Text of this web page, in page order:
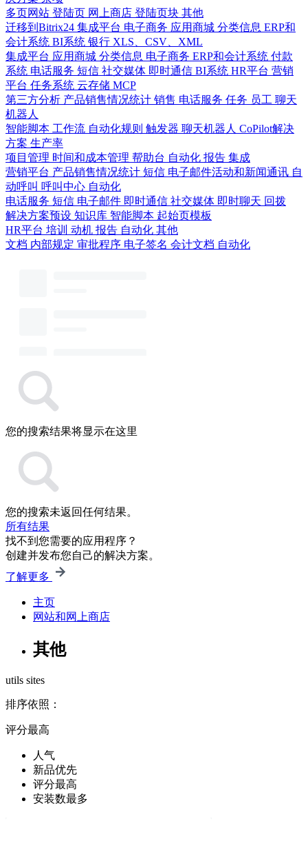
多页网站 登陆页 网上商店 登陆页块 其他
迁移到Bitrix24 集成平台 电子商务 应用商城 分类信息 ERP和
会计系统 BI系统 银行 XLS、CSV、XML
集成平台 应用商城 分类信息 电子商务 ERP和会计系统 付款
系统 电话服务 短信 社交媒体 即时通信 BI系统 HR平台 营销
平台 任务系统 云存储 MCP
第三方分析 产品销售情况统计 销售 电话服务 任务 员工 聊天
机器人
智能脚本 工作流 自动化规则 触发器 聊天机器人 CoPilot解决
方案 生产率
项目管理 时间和成本管理 帮助台 自动化 报告 集成
营销平台 产品销售情况统计 短信 电子邮件活动和新闻通讯 自
动呼叫 呼叫中心 自动化
电话服务 短信 电子邮件 即时通信 社交媒体 即时聊天 回拨
解决方案预设 知识库 智能脚本 起始页模板
HR平台 培训 动机 报告 自动化 其他
文档 内部规定 审批程序 电子签名 会计文档 自动化
您的搜索结果将显示在这里
您的搜索未返回任何结果。
所有结果
找不到您需要的应用程序？
创建并发布您自己的解决方案。
了解更多
主页
网站和网上商店
其他
utils sites
排序依照：
评分最高
人气
新品优先
评分最高
安装数最多